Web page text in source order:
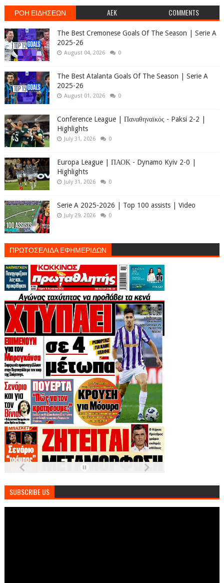
ΡΟΗ ΕΙΔΗΣΕΩΝ AEK COMMENTS
The Best Cremonese Goals Of The Season | Serie A
2025-26
August 04, 2026 0
The Best Atalanta Goals Of The Season | Serie A
2025-26
August 01, 2026 0
Conference League | Παναθηναϊκός - Paksi 2-2 |
Highlights
July 31, 2026 0
Europa League | ΠΑΟΚ - Dynamo Kyiv 2-0 |
Highlights
July 31, 2026 0
Serie A 2025-2026 | Top 100 assists | Video
July 29, 2026 0
ΠΡΩΤΟΣΕΛΙΔΑ ΕΦΗΜΕΡΙΔΩΝ
SUBSCRIBE US